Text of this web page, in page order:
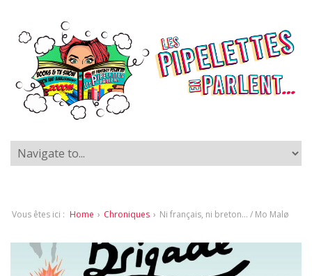
Vous êtes ici : Home › Chroniques › Ni français, ni breton… / Mo Malø